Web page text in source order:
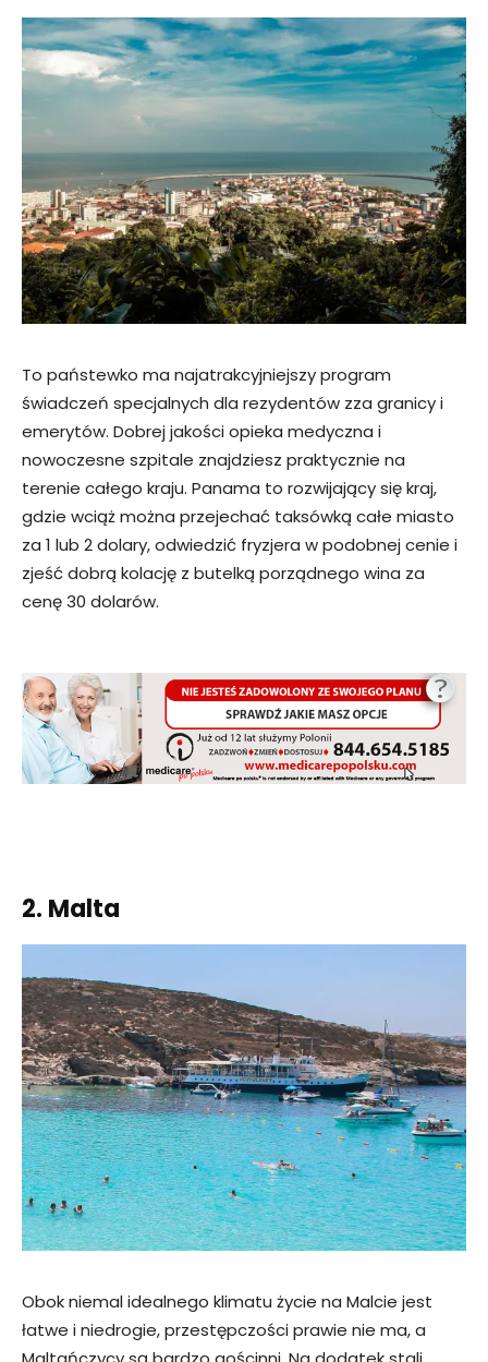
To państewko ma najatrakcyjniejszy program
świadczeń specjalnych dla rezydentów zza granicy i
emerytów. Dobrej jakości opieka medyczna i
nowoczesne szpitale znajdziesz praktycznie na
terenie całego kraju. Panama to rozwijający się kraj,
gdzie wciąż można przejechać taksówką całe miasto
za 1 lub 2 dolary, odwiedzić fryzjera w podobnej cenie i
zjeść dobrą kolację z butelką porządnego wina za
cenę 30 dolarów.
2. Malta
Obok niemal idealnego klimatu życie na Malcie jest
łatwe i niedrogie, przestępczości prawie nie ma, a